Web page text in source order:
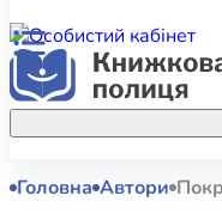
Акційні
Головна Автори